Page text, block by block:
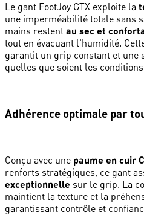
Le gant FootJoy GTX exploite la
une imperméabilité totale sans
mains restent au sec et
tout en évacuant l'humidité.
garantit un grip constant et une
quelles que soient les
Adhérence optimale par
Conçu avec une paume en cuir
renforts stratégiques, ce gant
exceptionnelle sur le grip. La
maintient la texture et la
garantissant contrôle et